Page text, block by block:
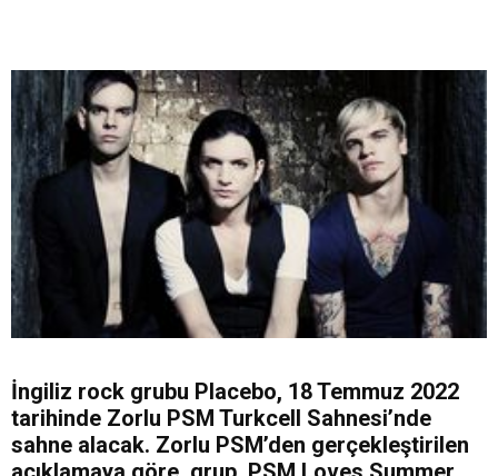
İngiliz rock grubu Placebo, 18 Temmuz 2022
tarihinde Zorlu PSM Turkcell Sahnesi’nde
sahne alacak. Zorlu PSM’den gerçekleştirilen